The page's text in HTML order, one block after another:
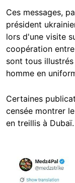
Ces messages,
président
lors d'une visite
coopération
sont tous
homme en
Certaines
censée montrer
en treillis à Dubaï.
Image